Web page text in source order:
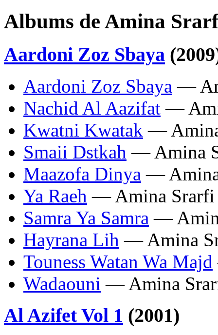
Albums de Amina
Aardoni Zoz Sbaya
Aardoni Zoz Sbaya —
Nachid Al Aazifat —
Kwatni Kwatak —
Smaii Dstkah — Amina
Maazofa Dinya —
Ya Raeh — Amina Srarfi
Samra Ya Samra —
Hayrana Lih — Amina
Touness Watan Wa Majd
Wadaouni — Amina
Al Azifet Vol 1 (2001)